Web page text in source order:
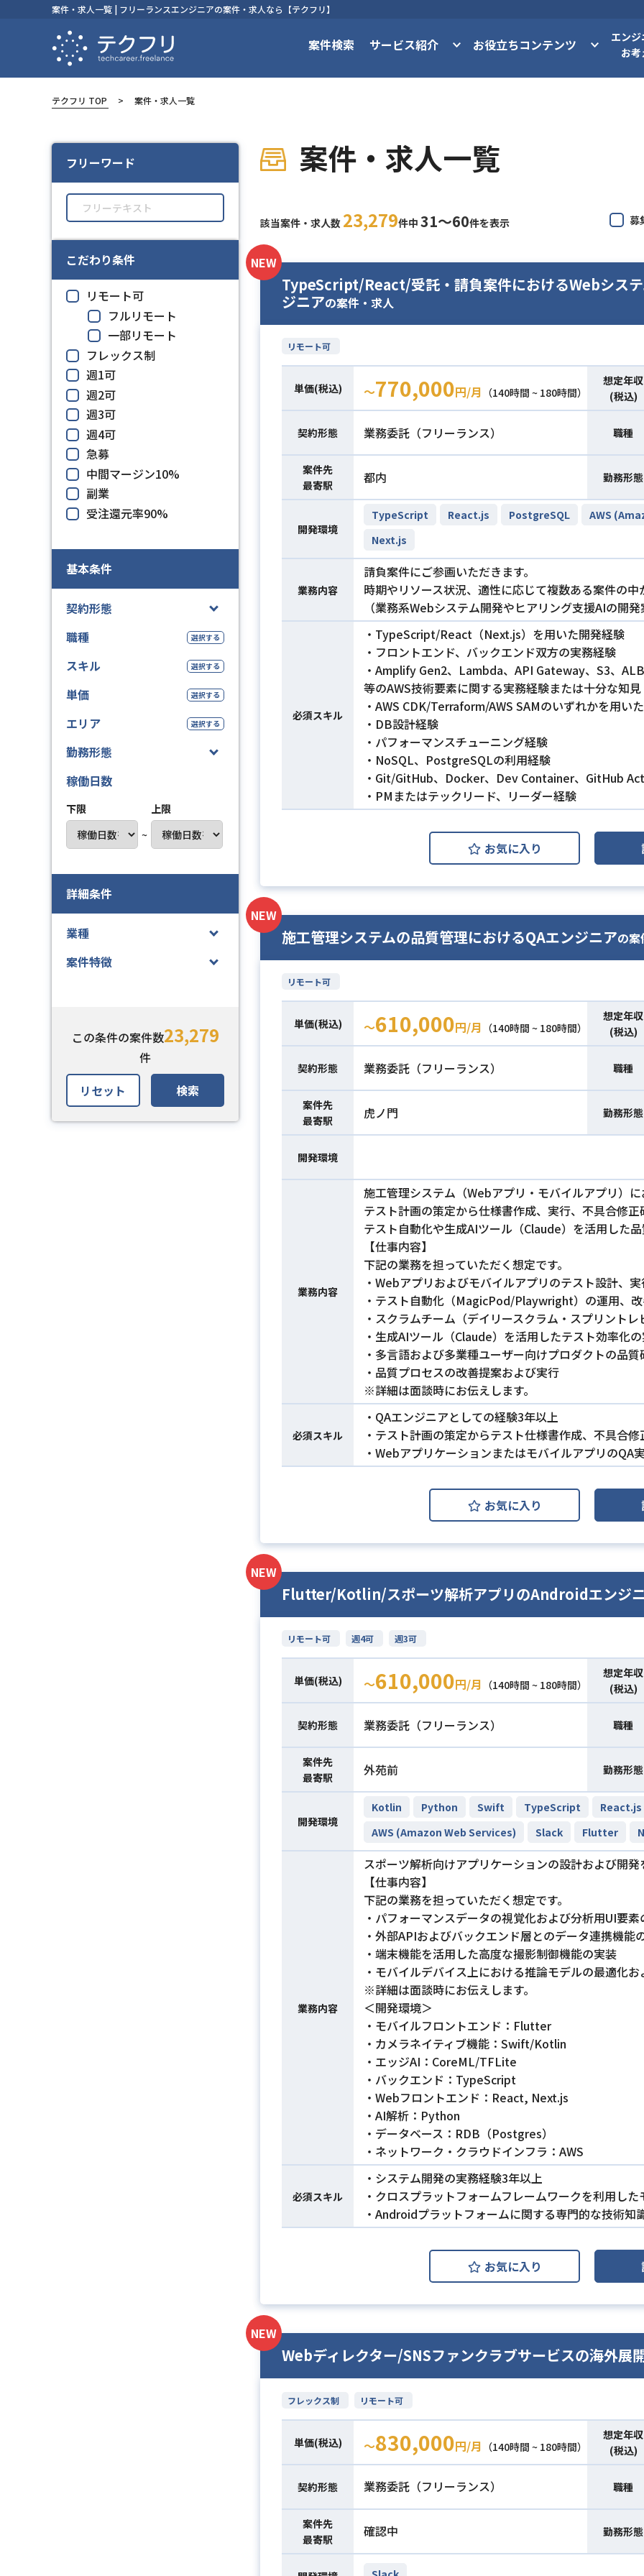
案件・求人一覧 | フリーランスエンジニアの案件・求人なら【テクフリ】
案件検索 サービス紹介 お役立ちコンテンツ
エン
お
テクフリ TOP 案件・求人一覧
フリーワード
こだわり条件
リモート可
フルリモート
一部リモート
フレックス制
週1可
週2可
週3可
週4可
急募
中間マージン10%
副業
受注還元率90%
基本条件
契約形態
職種
選択する
スキル 選択する
単価 選択する
エリア 選択する
勤務形態
稼働日数
下限
~
上限
詳細条件
業種
案件特徴
この条件の案件数23,279
件
リセット
検索
案件・求人一覧
該当案件・求人数 23,279件中 31〜60件を表示 募
NEW
TypeScript/React/受託・請負案件におけるWebシス
ジニアの案件・求人
リモート可
単価(税込) 〜770,000円/月 （140時間 ~ 180時間）
想定年収
(税込)
契約形態 業務委託（フリーランス） 職種
案件先
最寄駅
都内 勤務形態
開発環境
TypeScript React.js PostgreSQL
AWS
Next.js
業務内容
請負案件にご参画いただきます。
時期やリソース状況、適性に応じて複数ある案件の
（業務系Webシステム開発やヒアリング支援AIの開
必須スキル
・TypeScript/React（Next.js）を用いた開発経験
・フロントエンド、バックエンド双方の実務経験
・Amplify Gen2、Lambda、API Gateway、S3、
等のAWS技術要素に関する実務経験または十分な知見
・AWS CDK/Terraform/AWS SAMのいずれかを用い
・DB設計経験
・パフォーマンスチューニング経験
・NoSQL、PostgreSQLの利用経験
・Git/GitHub、Docker、Dev Container、GitHub
・PMまたはテックリード、リーダー経験
お気に入り
NEW
施工管理システムの品質管理におけるQAエンジニアの
リモート可
単価(税込) 〜610,000円/月 （140時間 ~ 180時間）
想定年収
(税込)
契約形態 業務委託（フリーランス） 職種
案件先
最寄駅
虎ノ門 勤務形態
開発環境
業務内容
施工管理システム（Webアプリ・モバイルアプリ）
テスト計画の策定から仕様書作成、実行、不具合修
テスト自動化や生成AIツール（Claude）を活用した
【仕事内容】
下記の業務を担っていただく想定です。
・Webアプリおよびモバイルアプリのテスト設計、
・テスト自動化（MagicPod/Playwright）の運用、
・スクラムチーム（デイリースクラム・スプリント
・生成AIツール（Claude）を活用したテスト効率化
・多言語および多業種ユーザー向けプロダクトの品
・品質プロセスの改善提案および実行
※詳細は面談時にお伝えします。
必須スキル
・QAエンジニアとしての経験3年以上
・テスト計画の策定からテスト仕様書作成、不具合
・WebアプリケーションまたはモバイルアプリのQA
お気に入り
NEW
Flutter/Kotlin/スポーツ解析アプリのAndroidエンジ
リモート可 週4可 週3可
単価(税込) 〜610,000円/月 （140時間 ~ 180時間）
想定年収
(税込)
契約形態 業務委託（フリーランス） 職種
案件先
最寄駅
外苑前 勤務形態
開発環境
Kotlin Python Swift TypeScript
React.js
AWS (Amazon Web Services)
Slack Flutter
業務内容
スポーツ解析向けアプリケーションの設計および開
【仕事内容】
下記の業務を担っていただく想定です。
・パフォーマンスデータの視覚化および分析用UI要素
・外部APIおよびバックエンド層とのデータ連携機能
・端末機能を活用した高度な撮影制御機能の実装
・モバイルデバイス上における推論モデルの最適化
※詳細は面談時にお伝えします。
＜開発環境＞
・モバイルフロントエンド：Flutter
・カメラネイティブ機能：Swift/Kotlin
・エッジAI：CoreML/TFLite
・バックエンド：TypeScript
・Webフロントエンド：React, Next.js
・AI解析：Python
・データベース：RDB（Postgres）
・ネットワーク・クラウドインフラ：AWS
必須スキル
・システム開発の実務経験3年以上
・クロスプラットフォームフレームワークを利用し
・Androidプラットフォームに関する専門的な技術知
お気に入り
NEW
Webディレクター/SNSファンクラブサービスの海外展
フレックス制 リモート可
単価(税込) 〜830,000円/月 （140時間 ~ 180時間）
想定年収
(税込)
契約形態 業務委託（フリーランス） 職種
案件先
最寄駅
確認中 勤務形態